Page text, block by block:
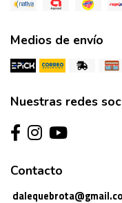
Medios de envío
Nuestras redes
Contacto